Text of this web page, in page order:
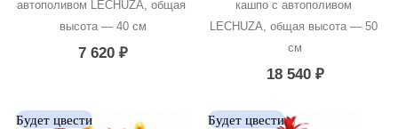
автополивом LECHUZA, общая
высота — 40 см
7 620 ₽
кашпо с автополивом
LECHUZA, общая высота — 50
см
18 540 ₽
Будет цвести Будет цвести